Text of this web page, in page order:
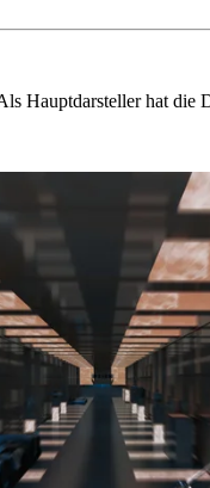
Hauptdarsteller hat die